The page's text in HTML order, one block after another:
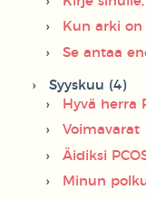
Kun arki
Se antaa
Syyskuu (4)
Hyvä herra
Voimavarat
Äidiksi
Minun